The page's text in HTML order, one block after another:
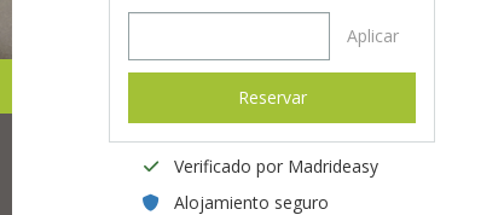
Aplicar
Reservar
Verificado por Madrideasy
Alojamiento seguro